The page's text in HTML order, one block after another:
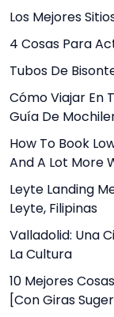
Los Mejores
4 Cosas Para
Tubos De
Cómo Viajar En
Guía De
How To Book
And A Lot More
Leyte Landing
Leyte, Filipinas
Valladolid: Una
La Cultura
10 Mejores
[con Giras